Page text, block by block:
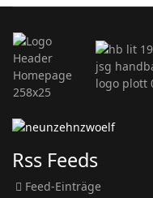
Rss Feeds
Feed-Einträge